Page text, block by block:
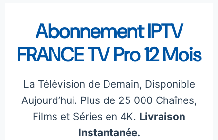
Abonnement IPTV
FRANCE TV Pro 12 Mois
La Télévision de Demain, Disponible
Aujourd’hui. Plus de 25 000 Chaînes,
Films et Séries en 4K. Livraison
Instantanée.